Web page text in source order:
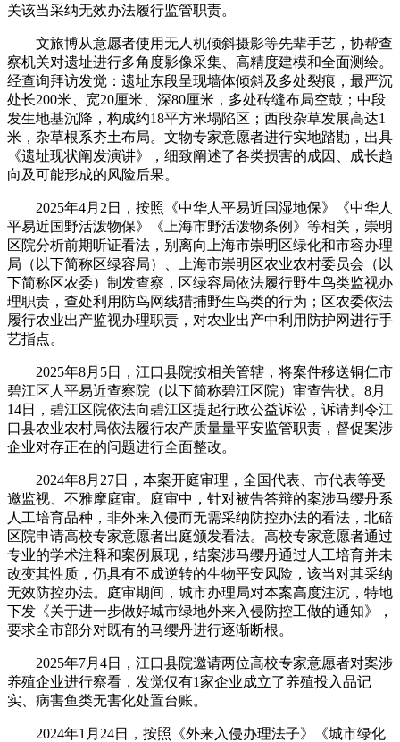
关该当采纳无效办法履行监管职责。
文旅博从意愿者使用无人机倾斜摄影等先辈手艺，协帮查
察机关对遗址进行多角度影像采集、高精度建模和全面测绘。
经查询拜访发觉：遗址东段呈现墙体倾斜及多处裂痕，最严沉
处长200米、宽20厘米、深80厘米，多处砖缝布局空鼓；中段
发生地基沉降，构成约18平方米塌陷区；西段杂草发展高达1
米，杂草根系夯土布局。文物专家意愿者进行实地踏勘，出具
《遗址现状阐发演讲》，细致阐述了各类损害的成因、成长趋
向及可能形成的风险后果。
2025年4月2日，按照《中华人平易近国湿地保》《中华人
平易近国野活泼物保》《上海市野活泼物条例》等相关，崇明
区院分析前期听证看法，别离向上海市崇明区绿化和市容办理
局（以下简称区绿容局）、上海市崇明区农业农村委员会（以
下简称区农委）制发查察，区绿容局依法履行野生鸟类监视办
理职责，查处利用防鸟网线猎捕野生鸟类的行为；区农委依法
履行农业出产监视办理职责，对农业出产中利用防护网进行手
艺指点。
2025年8月5日，江口县院按相关管辖，将案件移送铜仁市
碧江区人平易近查察院（以下简称碧江区院）审查告状。8月
14日，碧江区院依法向碧江区提起行政公益诉讼，诉请判令江
口县农业农村局依法履行农产质量量平安监管职责，督促案涉
企业对存正在的问题进行全面整改。
2024年8月27日，本案开庭审理，全国代表、市代表等受
邀监视、不雅摩庭审。庭审中，针对被告答辩的案涉马缨丹系
人工培育品种，非外来入侵而无需采纳防控办法的看法，北碚
区院申请高校专家意愿者出庭颁发看法。高校专家意愿者通过
专业的学术注释和案例展现，结案涉马缨丹通过人工培育并未
改变其性质，仍具有不成逆转的生物平安风险，该当对其采纳
无效防控办法。庭审期间，城市办理局对本案高度注沉，特地
下发《关于进一步做好城市绿地外来入侵防控工做的通知》，
要求全市部分对既有的马缨丹进行逐渐断根。
2025年7月4日，江口县院邀请两位高校专家意愿者对案涉
养殖企业进行察看，发觉仅有1家企业成立了养殖投入品记
实、病害鱼类无害化处置台账。
2024年1月24日，按照《外来入侵办理法子》《城市绿化